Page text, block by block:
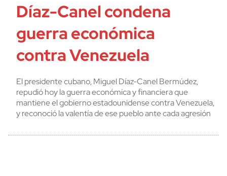
Díaz-Canel condena
guerra económica
contra Venezuela
El presidente cubano, Miguel Díaz-Canel Bermúdez,
repudió hoy la guerra económica y financiera que
mantiene el gobierno estadounidense contra Venezuela,
y reconoció la valentía de ese pueblo ante cada agresión